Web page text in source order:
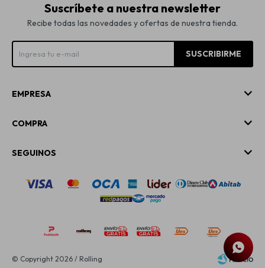
Suscríbete a nuestra newsletter
Recibe todas las novedades y ofertas de nuestra tienda.
SUSCRIBIRME
EMPRESA
COMPRA
SEGUINOS
© Copyright 2026 / Rolling